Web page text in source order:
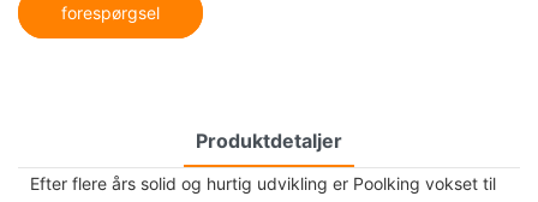
forespørgsel
Produktdetaljer
Efter flere års solid og hurtig udvikling er Poolking vokset til